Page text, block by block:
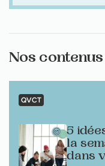
Nos
QVCT
5
la
dans